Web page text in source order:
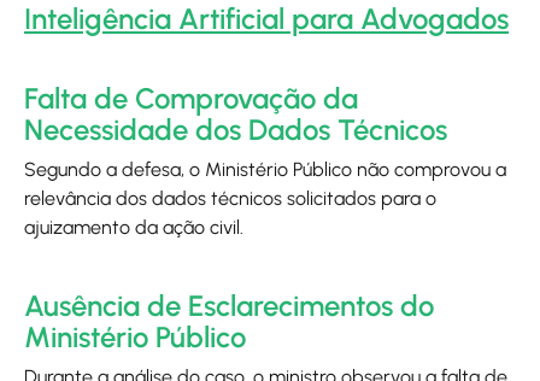
Inteligência Artificial para Advogados
Falta de Comprovação da
Necessidade dos Dados Técnicos
Segundo a defesa, o Ministério Público não comprovou a
relevância dos dados técnicos solicitados para o
ajuizamento da ação civil.
Ausência de Esclarecimentos do
Ministério Público